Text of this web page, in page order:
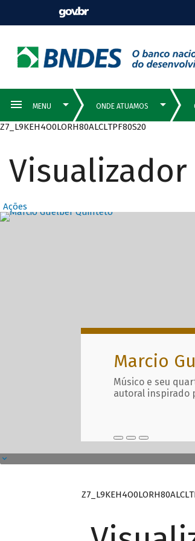
Z7_L9KEH4O0LORH80ALCLTPF80S20
Ações
Destaques
Marcio
Músico e seu
autoral inspirado